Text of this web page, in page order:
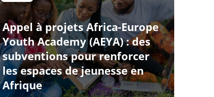
Appel à projets Africa-Europe
Youth Academy (AEYA) : des
subventions pour renforcer
les espaces de jeunesse en
Afrique